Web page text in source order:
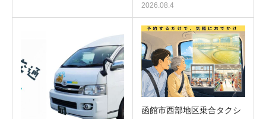
2026.08.4
函館市西部地区乗合タクシ